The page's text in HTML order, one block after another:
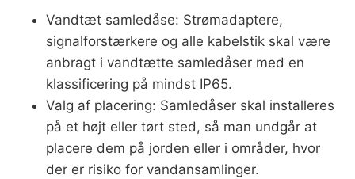
Vandtæt samledåse: Strømadaptere,
signalforstærkere og alle kabelstik skal være
anbragt i vandtætte samledåser med en
klassificering på mindst IP65.
Valg af placering: Samledåser skal installeres
på et højt eller tørt sted, så man undgår at
placere dem på jorden eller i områder, hvor
der er risiko for vandansamlinger.